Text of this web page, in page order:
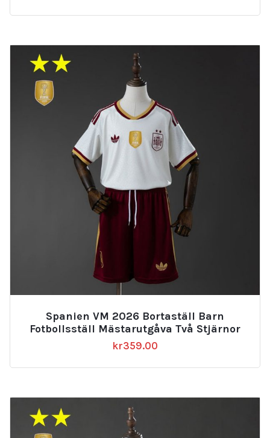
Spanien VM 2026 Bortaställ Barn
Fotbollsställ Mästarutgåva Två Stjärnor
kr359.00